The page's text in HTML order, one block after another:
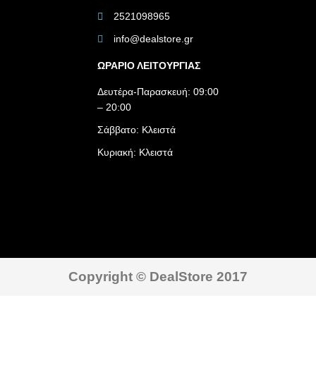
2521098965
info@dealstore.gr
ΩΡΑΡΙΟ ΛΕΙΤΟΥΡΓΙΑΣ​
Δευτέρα-Παρασκευή: 09:00
– 20:00
Σάββατο: Κλειστά
Κυριακή: Κλειστά
Copyright © DealStore 2017